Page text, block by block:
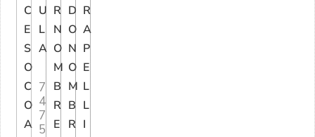
C
E
S
O
C
O
A
U
L
A
7
4
7
5
R
N
O
M
B
R
E
D
O
N
O
M
B
R
R
A
P
E
L
L
I